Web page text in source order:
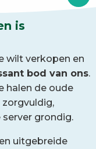
is
wilt verkopen en
bod van ons.
halen de oude
zorgvuldig,
grondig.
uitgebreide